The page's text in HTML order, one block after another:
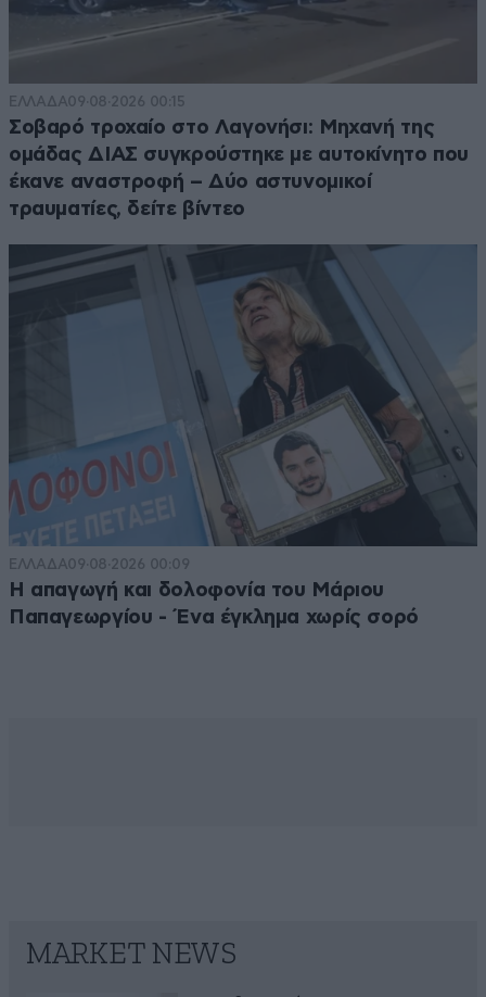
ΕΛΛΑΔΑ09·08·2026 00:15
Σοβαρό τροχαίο στο Λαγονήσι: Μηχανή της
ομάδας ΔΙΑΣ συγκρούστηκε με αυτοκίνητο που
έκανε αναστροφή – Δύο αστυνομικοί
τραυματίες, δείτε βίντεο
ΕΛΛΑΔΑ09·08·2026 00:09
Η απαγωγή και δολοφονία του Μάριου
Παπαγεωργίου - Ένα έγκλημα χωρίς σορό
MARKET NEWS